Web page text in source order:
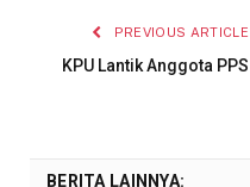
PREVIOUS ARTICLE
KPU Lantik Anggota PPS
BERITA LAINNYA: